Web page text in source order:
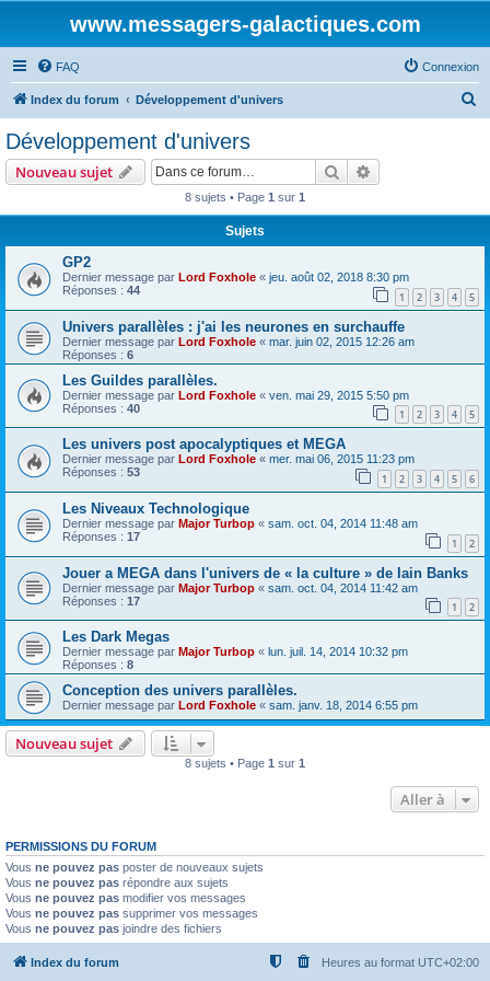
www.messagers-galactiques.com
FAQ Connexion
Index du forum Développement d'univers
e
Développement d'univers
Nouveau sujet Rechercher
8 sujets • Page 1 sur 1
Sujets
GP2
Dernier message par Lord Foxhole « jeu. août 02, 2018 8:30 pm
Réponses : 44 1 2 3 4 5
Univers parallèles : j'ai les neurones en surchauffe
Dernier message par Lord Foxhole « mar. juin 02, 2015 12:26 am
Réponses : 6
Les Guildes parallèles.
Dernier message par Lord Foxhole « ven. mai 29, 2015 5:50 pm
Réponses : 40 1 2 3 4 5
Les univers post apocalyptiques et MEGA
Dernier message par Lord Foxhole « mer. mai 06, 2015 11:23 pm
Réponses : 53 1 2 3 4 5 6
Les Niveaux Technologique
Dernier message par Major Turbop « sam. oct. 04, 2014 11:48 am
Réponses : 17 1 2
Jouer a MEGA dans l'univers de « la culture » de Iain Banks
Dernier message par Major Turbop « sam. oct. 04, 2014 11:42 am
Réponses : 17 1 2
Les Dark Megas
Dernier message par Major Turbop « lun. juil. 14, 2014 10:32 pm
Réponses : 8
Conception des univers parallèles.
Dernier message par Lord Foxhole « sam. janv. 18, 2014 6:55 pm
Nouveau sujet
8 sujets • Page 1 sur 1
Aller à
PERMISSIONS DU FORUM
Vous ne pouvez pas poster de nouveaux sujets
Vous ne pouvez pas répondre aux sujets
Vous ne pouvez pas modifier vos messages
Vous ne pouvez pas supprimer vos messages
Vous ne pouvez pas joindre des fichiers
Index du forum Heures au format UTC+02:00